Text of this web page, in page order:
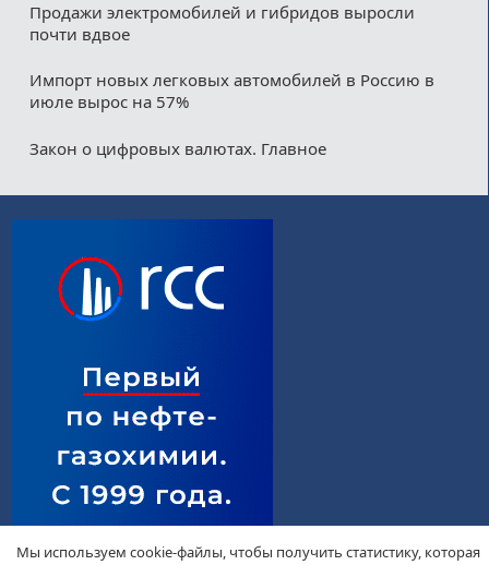
Продажи электромобилей и гибридов выросли
почти вдвое
Импорт новых легковых автомобилей в Россию в
июле вырос на 57%
Закон о цифровых валютах. Главное
Мы используем cookie-файлы, чтобы получить статистику, которая